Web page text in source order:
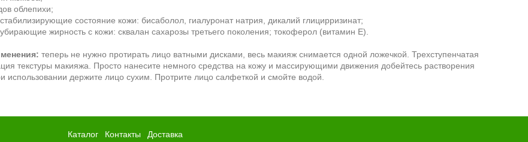
облепихи;
состояние кожи: бисаболол, гиалуронат натрия, дикалий глицирризинат;
жирность с кожи: сквалан сахарозы третьего поколения; токоферол (витамин Е).
теперь не нужно протирать лицо ватными дисками, весь макияж снимается одной ложечкой. Трехступенчатая
текстуры макияжа. Просто нанесите немного средства на кожу и массирующими движения добейтесь растворения
использовании держите лицо сухим. Протрите лицо салфеткой и смойте водой.
Каталог Контакты Доставка